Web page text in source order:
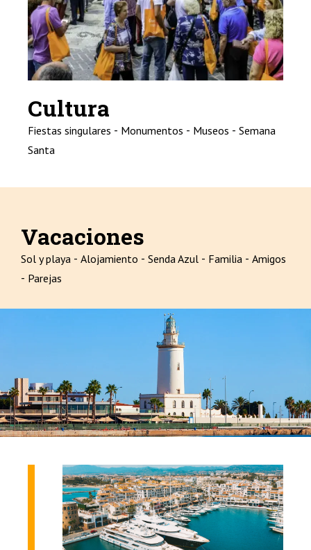
Cultura
Fiestas singulares - Monumentos - Museos - Semana
Santa
Vacaciones
Sol y playa - Alojamiento - Senda Azul - Familia - Amigos
- Parejas